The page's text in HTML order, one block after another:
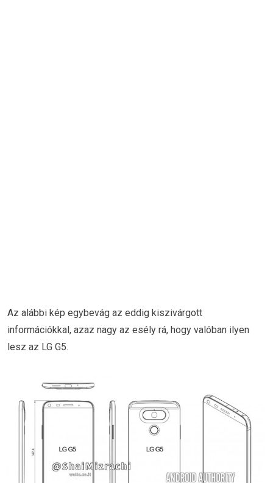
Az alábbi kép egybevág az eddig kiszivárgott
információkkal, azaz nagy az esély rá, hogy valóban ilyen
lesz az LG G5.